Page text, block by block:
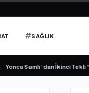
SAĞLIK
Samlı ‘dan İkinci Tekli